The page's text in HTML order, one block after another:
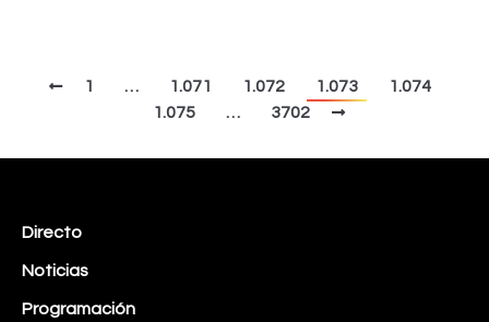
1 … 1.071 1.072 1.073
1.074
1.075
… 3702
Directo
Noticias
Programación